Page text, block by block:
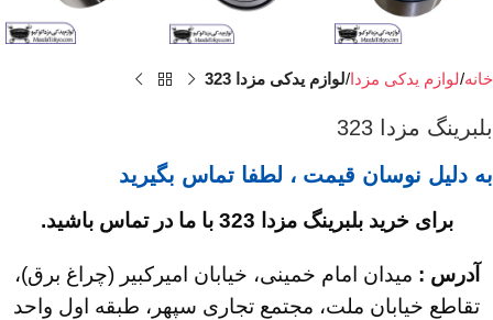
خانه لوازم یدکی مزدا لوازم یدکی مزدا 323
بلبرینگ مزدا 323
به دلیل نوسان قیمت ، لطفا تماس بگیرید
برای خرید بلبرینگ مزدا 323 با ما در تماس باشید.
آدرس : میدان امام خمینی، خیابان امیرکبیر (چراغ برق)،
تقاطع خیابان ملت، مجتمع تجاری سپهر، طبقه اول واحد